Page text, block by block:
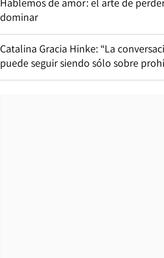
Hablemos de amor: el arte de
dominar
Catalina Gracia Hinke: “La
puede seguir siendo sólo sobre